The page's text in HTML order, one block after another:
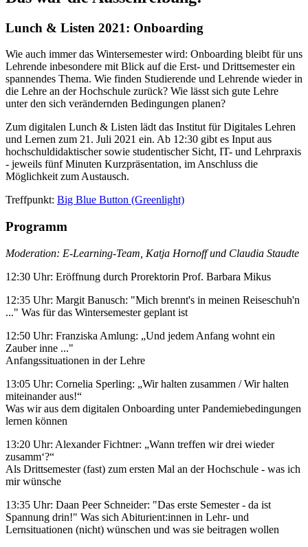
Lunch & Listen 2021: Onboarding
Wie auch immer das Wintersemester wird: Onboarding bleibt für uns
Lehrende inbesondere mit Blick auf die Erst- und Drittsemester ein
spannendes Thema. Wie finden Studierende und Lehrende wieder in
die Lehre an der Hochschule zurück? Wie lässt sich gute Lehre
unter den sich verändernden Bedingungen planen?
Zum digitalen Lunch & Listen lädt das Institut für Digitales Lehren
und Lernen zum 21. Juli 2021 ein. Ab 12:30 gibt es Input aus
hochschuldidaktischer sowie studentischer Sicht, IT- und Lehrpraxis
- jeweils fünf Minuten Kurzpräsentation, im Anschluss die
Möglichkeit zum Austausch.
Treffpunkt: Big Blue Button (Greenlight)
Programm
Moderation: E-Learning-Team, Katja Hornoff und Claudia Staudte
12:30 Uhr: Eröffnung durch Prorektorin Prof. Barbara Mikus
12:35 Uhr: Margit Banusch: "Mich brennt's in meinen Reiseschuh'n
..." Was für das Wintersemester geplant ist
12:50 Uhr: Franziska Amlung: „Und jedem Anfang wohnt ein
Zauber inne ..."
Anfangssituationen in der Lehre
13:05 Uhr: Cornelia Sperling: „Wir halten zusammen / Wir halten
miteinander aus!“
Was wir aus dem digitalen Onboarding unter Pandemiebedingungen
lernen können
13:20 Uhr: Alexander Fichtner: „Wann treffen wir drei wieder
zusamm‘?“
Als Drittsemester (fast) zum ersten Mal an der Hochschule - was ich
mir wünsche
13:35 Uhr: Daan Peer Schneider: "Das erste Semester - da ist
Spannung drin!" Was sich Abiturient:innen in Lehr- und
Lernsituationen (nicht) wünschen und was sie beitragen wollen